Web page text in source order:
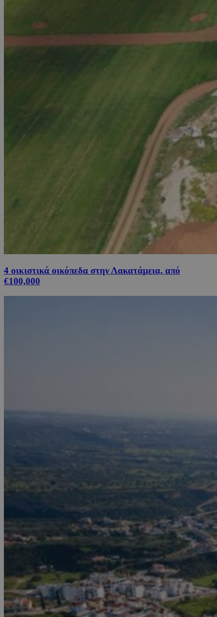
4 οικιστικά οικόπεδα στην Λακατάμεια, από
€100,000